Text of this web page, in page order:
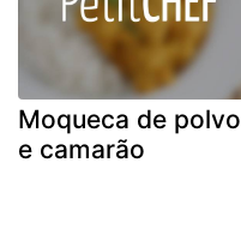
Moqueca de polvo
e camarão